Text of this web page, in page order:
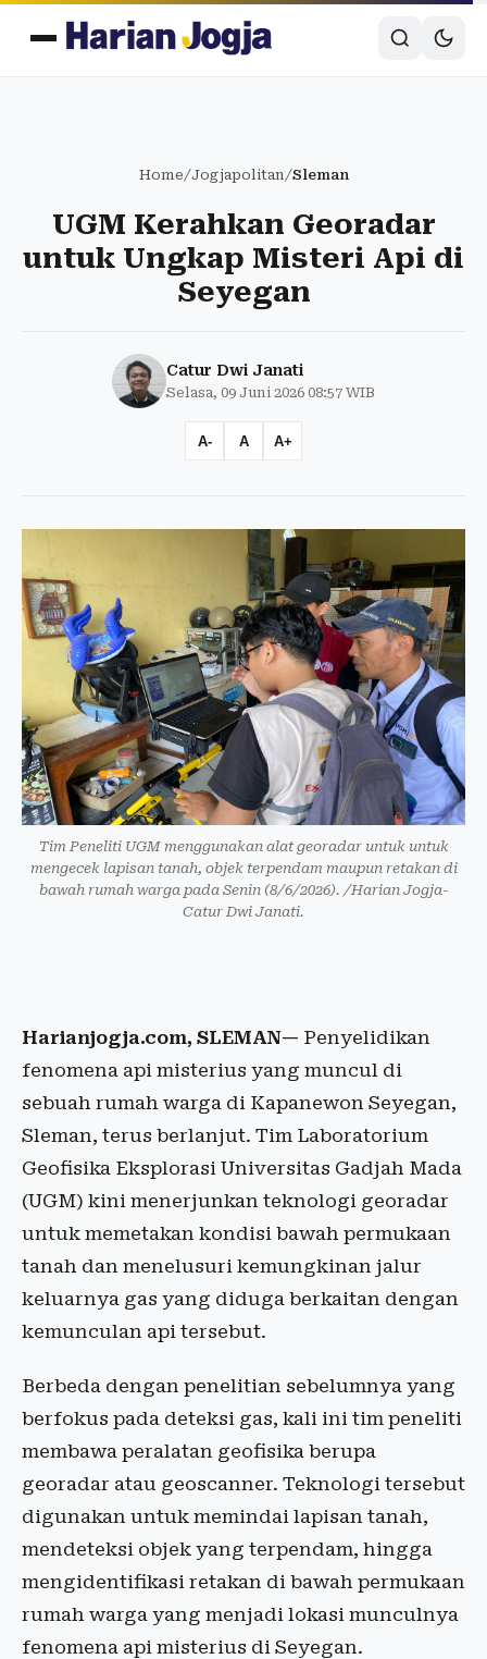
Home/Jogjapolitan/Sleman
UGM Kerahkan Georadar
untuk Ungkap Misteri Api di
Seyegan
Catur Dwi Janati
Selasa, 09 Juni 2026 08:57 WIB
A- A A+
Tim Peneliti UGM menggunakan alat georadar untuk untuk
mengecek lapisan tanah, objek terpendam maupun retakan di
bawah rumah warga pada Senin (8/6/2026). /Harian Jogja-
Catur Dwi Janati.
Harianjogja.com, SLEMAN— Penyelidikan
fenomena api misterius yang muncul di
sebuah rumah warga di Kapanewon Seyegan,
Sleman, terus berlanjut. Tim Laboratorium
Geofisika Eksplorasi Universitas Gadjah Mada
(UGM) kini menerjunkan teknologi georadar
untuk memetakan kondisi bawah permukaan
tanah dan menelusuri kemungkinan jalur
keluarnya gas yang diduga berkaitan dengan
kemunculan api tersebut.
Berbeda dengan penelitian sebelumnya yang
berfokus pada deteksi gas, kali ini tim peneliti
membawa peralatan geofisika berupa
georadar atau geoscanner. Teknologi tersebut
digunakan untuk memindai lapisan tanah,
mendeteksi objek yang terpendam, hingga
mengidentifikasi retakan di bawah permukaan
rumah warga yang menjadi lokasi munculnya
fenomena api misterius di Seyegan.